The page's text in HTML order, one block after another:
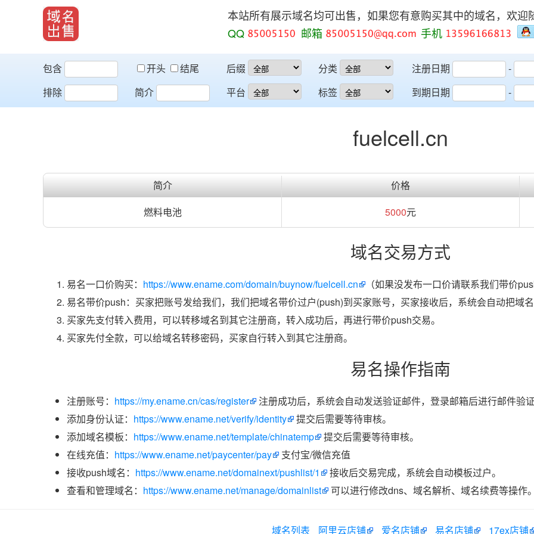
本站所有展示域名均可出售，如果您有意购买其中的域名，欢迎
QQ
邮箱 手机
包含 开头
结尾
排除
简介
后缀
平台
分类
标签
注册日期
-
到期日期
-
fuelcell.cn
简介 价格
燃料电池
5000元
域名交易方式
易名一口价购买： https://www.ename.com/domain/buynow/fuelcell.cn
（如果没发布一口价请联系我们带价
易名带价push：买家把账号发给我们，我们把域名带价过户(push)到买家账号，买家接收后，系统会自动把域名
买家先支付转入费用，可以转移域名到其它注册商，转入成功后，再进行带价push交易。
买家先付全款，可以给域名转移密码，买家自行转入到其它注册商。
易名操作指南
注册账号： https://my.ename.cn/cas/register
注册成功后，系统会自动发送验证邮件，登录邮箱后进行邮件验证
添加身份认证： https://www.ename.net/verify/identity
提交后需要等待审核。
添加域名模板： https://www.ename.net/template/chinatemp
提交后需要等待审核。
在线充值： https://www.ename.net/paycenter/pay
支付宝/微信充值
接收push域名： https://www.ename.net/domainext/pushlist/1
接收后交易完成，系统会自动模板过户。
查看和管理域名： https://www.ename.net/manage/domainlist 可以进行修改dns、域名解析、域名续费等操作。
域名列表 阿里云店铺 爱名店铺 易名店铺 17ex店铺